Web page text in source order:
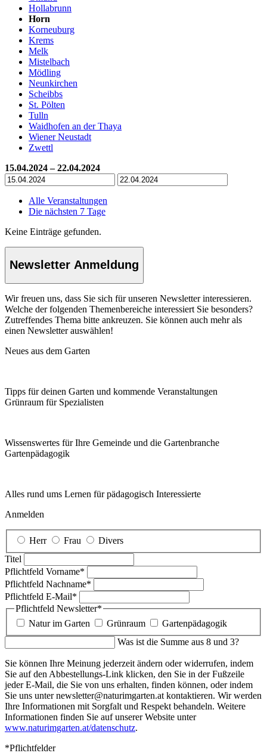
Hollabrunn
Horn
Korneuburg
Krems
Melk
Mistelbach
Mödling
Neunkirchen
Scheibbs
St. Pölten
Tulln
Waidhofen an der Thaya
Wiener Neustadt
Zwettl
15.04.2024 – 22.04.2024
Alle Veranstaltungen
Die nächsten 7 Tage
Keine Einträge gefunden.
Newsletter Anmeldung
Wir freuen uns, dass Sie sich für unseren Newsletter interessieren.
Welche der folgenden Themenbereiche interessiert Sie besonders?
Zutreffendes Thema bitte ankreuzen. Sie können auch mehr als
einen Newsletter auswählen!
Neues aus dem Garten
Tipps für deinen Garten und kommende Veranstaltungen
Grünraum für Spezialisten
Wissenswertes für Ihre Gemeinde und die Gartenbranche
Garten­pädagogik
Alles rund ums Lernen für pädagogisch Interessierte
Anmelden
Herr Frau
Divers
Titel
Pflichtfeld Vorname*
Pflichtfeld Nachname*
Pflichtfeld E-Mail*
Pflichtfeld Newsletter*
Natur im Garten
Grünraum
Gartenpädagogik
Was ist die Summe aus 8 und 3?
Sie können Ihre Meinung jederzeit ändern oder widerrufen, indem
Sie auf den Abbestellungs-Link klicken, den Sie in der Fußzeile
jeder E-Mail, die Sie von uns erhalten, finden können, oder indem
Sie uns unter newsletter@naturimgarten.at kontaktieren. Wir werden
Ihre Informationen mit Sorgfalt und Respekt behandeln. Weitere
Informationen finden Sie auf unserer Website unter
www.naturimgarten.at/datenschutz.
*Pflichtfelder